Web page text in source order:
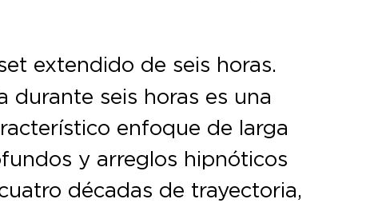
extendido de seis horas.
durante seis horas es una
enfoque de larga
y arreglos hipnóticos
décadas de trayectoria,